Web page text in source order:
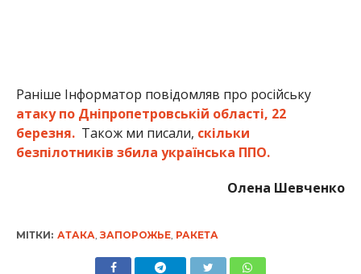
Раніше Інформатор повідомляв про російську
атаку по Дніпропетровській області, 22
березня. Також ми писали, скільки
безпілотників збила українська ППО.
Олена Шевченко
МІТКИ: АТАКА ЗАПОРОЖЬЕ, РАКЕТА